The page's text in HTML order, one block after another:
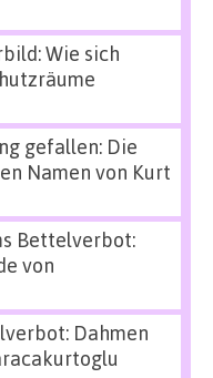
Wie sich
gefallen: Die
Namen von Kurt
Bettelverbot:
von
Dahmen